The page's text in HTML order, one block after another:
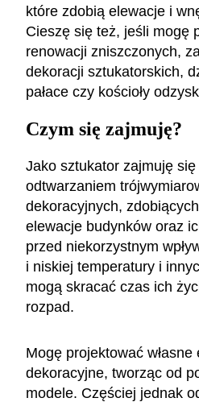
które zdobią elewacje i
Cieszę się też, jeśli mogę
renowacji zniszczonych,
dekoracji sztukatorskich,
pałace czy kościoły
Czym się zajmuję?
Jako sztukator zajmuję
odtwarzaniem
dekoracyjnych,
elewacje budynków oraz
przed niekorzystnym
i niskiej temperatury i
mogą skracać czas ich
rozpad.
Mogę projektować własne
dekoracyjne, tworząc od
modele. Częściej jednak